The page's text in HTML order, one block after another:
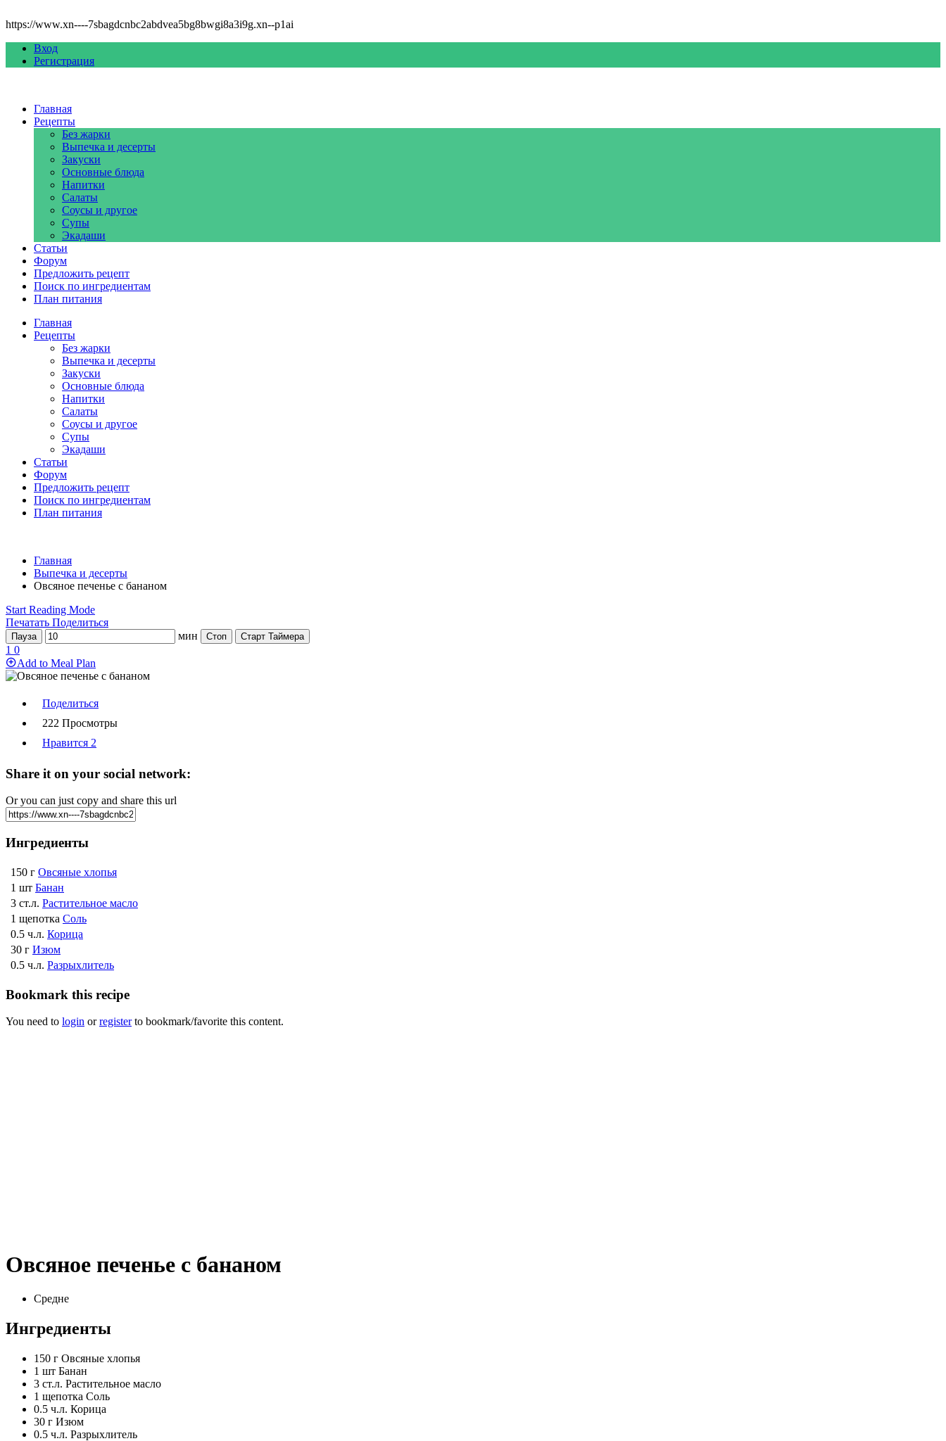
https://www.xn----7sbagdcnbc2abdvea5bg8bwgi8a3i9g.xn--p1ai
Вход
Регистрация
Главная
Рецепты
Без жарки
Выпечка и десерты
Закуски
Основные блюда
Напитки
Салаты
Соусы и другое
Супы
Экадаши
Статьи
Форум
Предложить рецепт
Поиск по ингредиентам
План питания
Главная
Рецепты
Без жарки
Выпечка и десерты
Закуски
Основные блюда
Напитки
Салаты
Соусы и другое
Супы
Экадаши
Статьи
Форум
Предложить рецепт
Поиск по ингредиентам
План питания
Главная
Выпечка и десерты
Овсяное печенье с бананом
Start Reading Mode
Печатать Поделиться
Пауза мин Стоп Старт Таймера
1 0
Add to Meal Plan
Поделиться
222 Просмотры
Нравится 2
Share it on your social network:
Or you can just copy and share this url
Ингредиенты
150 г Овсяные хлопья
1 шт Банан
3 ст.л. Растительное масло
1 щепотка Соль
0.5 ч.л. Корица
30 г Изюм
0.5 ч.л. Разрыхлитель
Bookmark this recipe
You need to login orregisterto bookmark/favorite this content.
Овсяное печенье с бананом
Средне
Ингредиенты
150 г Овсяные хлопья
1 шт Банан
3 ст.л. Растительное масло
1 щепотка Соль
0.5 ч.л. Корица
30 г Изюм
0.5 ч.л. Разрыхлитель